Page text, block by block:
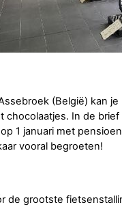
(België) kan
In de
1 januari met
vooral begroeten!
de grootste